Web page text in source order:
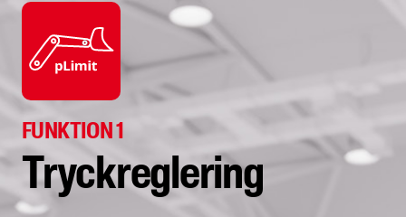
FUNKTION 1
Tryckreglering